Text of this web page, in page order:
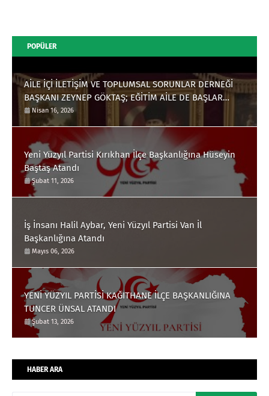
POPÜLER
AİLE İÇİ İLETİŞİM VE TOPLUMSAL SORUNLAR DERNEĞİ
BAŞKANI ZEYNEP GÖKTAŞ; EĞİTİM AİLE DE BAŞLAR
EBEVEYNLERE ÇOK İŞ DÜŞÜYOR
Nisan 16, 2026
Yeni Yüzyıl Partisi Kırıkhan İlçe Başkanlığına Hüseyin
Baştaş Atandı
Şubat 11, 2026
İş İnsanı Halil Aybar, Yeni Yüzyıl Partisi Van İl
Başkanlığına Atandı
Mayıs 06, 2026
YENİ YÜZYIL PARTİSİ KAĞITHANE İLÇE BAŞKANLIĞINA
TUNCER ÜNSAL ATANDI
Şubat 13, 2026
HABER ARA